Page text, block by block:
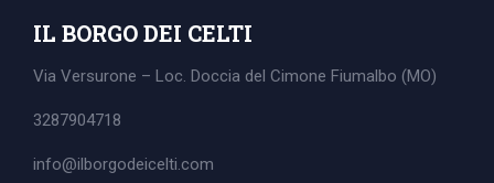
IL BORGO DEI CELTI
Via Versurone – Loc. Doccia del Cimone Fiumalbo (MO)
3287904718
info@ilborgodeicelti.com